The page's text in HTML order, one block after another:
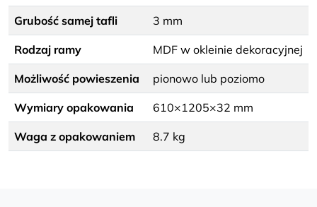
Grubość samej tafli 3 mm
Rodzaj ramy MDF w okleinie dekoracyjnej
Możliwość powieszenia pionowo lub poziomo
Wymiary opakowania 610×1205×32 mm
Waga z opakowaniem 8.7 kg